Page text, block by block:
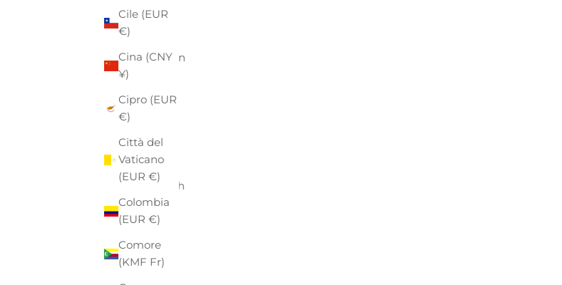
Cile (EUR
€)
Cina (CNY
¥)
Cipro (EUR
€)
Città del
Vaticano
(EUR €)
Colombia
(EUR €)
Comore
(KMF Fr)
Austria
Azerbaigian
Bahamas
Bahrein
(EUR €)
Bangladesh
(BDT ৳)
Barbados
(BBD $)